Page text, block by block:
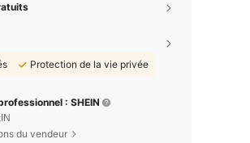
Protection de la vie privée
: SHEIN
du vendeur